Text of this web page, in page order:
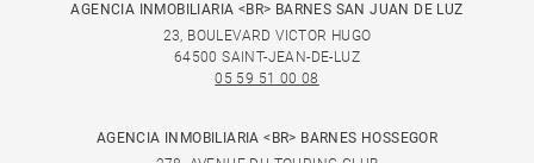
AGENCIA INMOBILIARIA <BR> BARNES SAN JUAN DE LUZ
23, BOULEVARD VICTOR HUGO
64500 SAINT-JEAN-DE-LUZ
05 59 51 00 08
AGENCIA INMOBILIARIA <BR> BARNES HOSSEGOR